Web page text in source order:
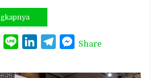
TwitterLine LinkedInTelegramMessenger
Share